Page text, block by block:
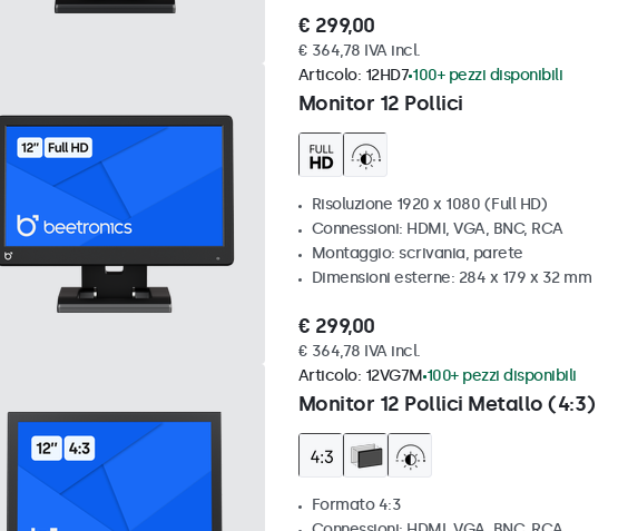
€ 299,00
€ 364,78 IVA incl.
Monitor 12 Pollici
Articolo: 12HD7 100+ pezzi disponibili
Risoluzione 1920 x 1080 (Full HD)
Connessioni: HDMI, VGA, BNC, RCA
Montaggio: scrivania, parete
Dimensioni esterne: 284 x 179 x 32 mm
€ 299,00
€ 364,78 IVA incl.
Monitor 12 Pollici Metallo (4:3)
Articolo: 12VG7M 100+ pezzi disponibili
Formato 4:3